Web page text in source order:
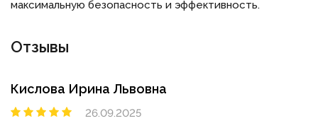
максимальную безопасность и эффективность.
Отзывы
Кислова Ирина Львовна
26.09.2025